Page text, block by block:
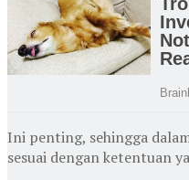
Ini penting, sehingga
sesuai dengan ketentuan